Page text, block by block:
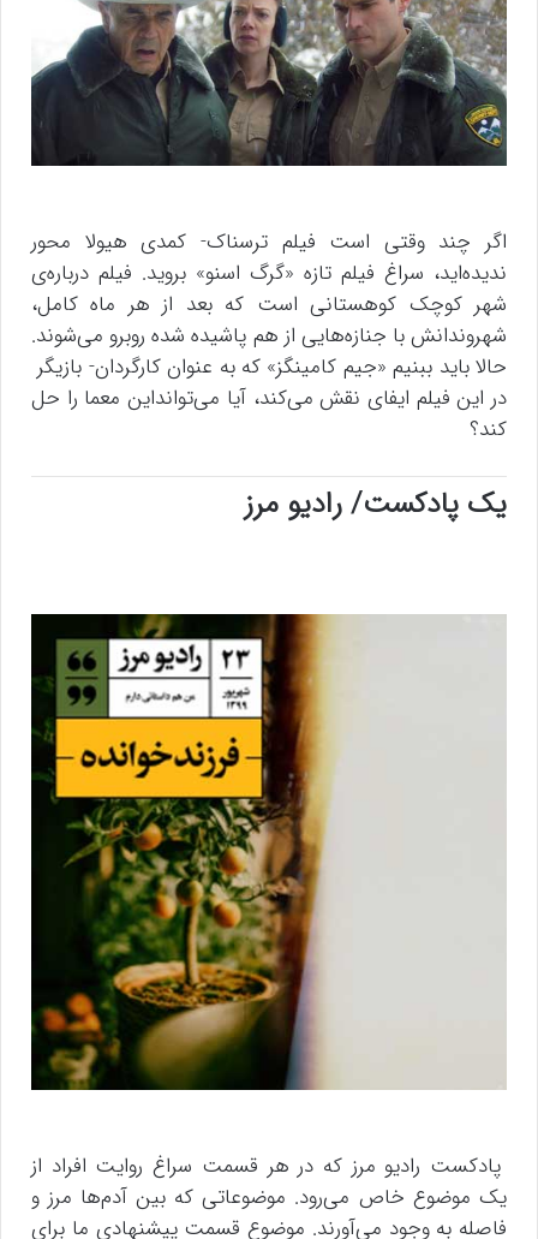
اگر چند وقتی است فیلم ترسناک- کمدی هیولا محور
ندیده‌اید، سراغ فیلم تازه «گرگ اسنو» بروید. فیلم درباره‌ی
شهر کوچک کوهستانی است که بعد از هر ماه کامل،
شهروندانش با جنازه‌هایی از هم پاشیده شده روبرو می‌شوند.
حالا باید ببنیم «جیم کامینگز» که به عنوان کارگردان- بازیگر
در این فیلم ایفای نقش می‌کند، آیا می‌توانداین معما را حل
کند؟
یک پادکست/ رادیو مرز
پادکست رادیو مرز که در هر قسمت سراغ روایت افراد از
یک موضوع خاص می‌رود. موضوعاتی که بین آدم‌ها مرز و
فاصله به وجود می‌آورند. موضوع قسمت پیشنهادی ما برای